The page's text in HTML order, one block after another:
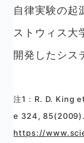
自律実験の起
ストウィス大
開発したシス
注1：R. D. King
e 324, 85(2009).
https://